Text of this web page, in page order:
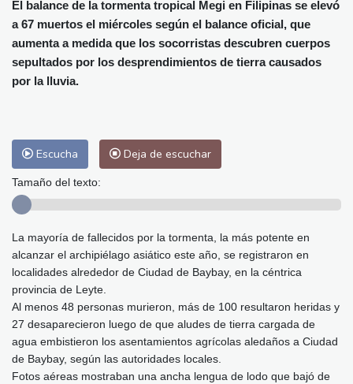
Alicante
32 °C Córdoba
35 °C
Málaga
32 °C Murcia
33 °C
Las Palmas de Gran Canaria
27 °C
Ibiza
31 °C Buenos Aires
6 °C
Panama City
24 °C
El balance de la tormenta tropical Megi en Filipinas se elevó
a 67 muertos el miércoles según el balance oficial, que
aumenta a medida que los socorristas descubren cuerpos
sepultados por los desprendimientos de tierra causados
por la lluvia.
Escucha Deja de escuchar
Tamaño del texto:
La mayoría de fallecidos por la tormenta, la más potente en
alcanzar el archipiélago asiático este año, se registraron en
localidades alrededor de Ciudad de Baybay, en la céntrica
provincia de Leyte.
Al menos 48 personas murieron, más de 100 resultaron heridas y
27 desaparecieron luego de que aludes de tierra cargada de
agua embistieron los asentamientos agrícolas aledaños a Ciudad
de Baybay, según las autoridades locales.
Fotos aéreas mostraban una ancha lengua de lodo que bajó de